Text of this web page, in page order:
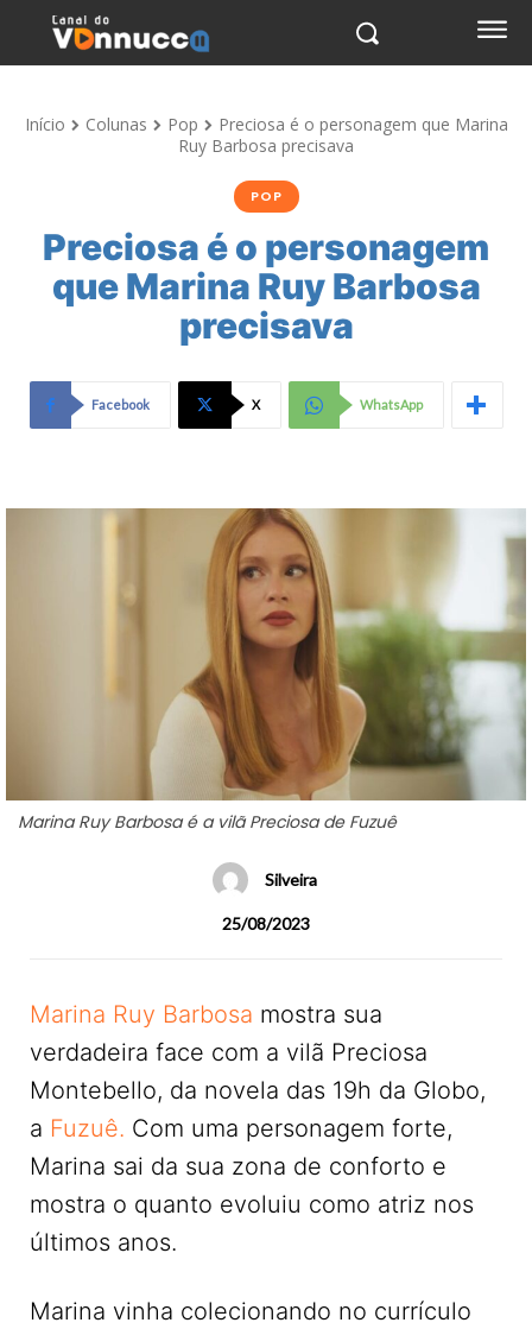
Início Colunas Pop
Preciosa é o personagem que Marina
Ruy Barbosa precisava
POP
Preciosa é o personagem
que Marina Ruy Barbosa
precisava
Facebook X WhatsApp
Marina Ruy Barbosa é a vilã Preciosa de Fuzuê
Silveira
25/08/2023
Marina Ruy Barbosa mostra sua
verdadeira face com a vilã Preciosa
Montebello, da novela das 19h da Globo,
a Fuzuê. Com uma personagem forte,
Marina sai da sua zona de conforto e
mostra o quanto evoluiu como atriz nos
últimos anos.
Marina vinha colecionando no currículo